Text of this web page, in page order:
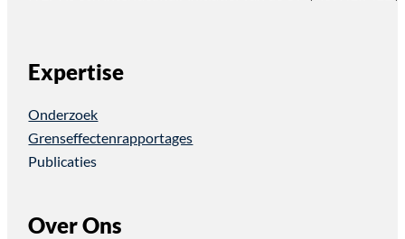
Expertise
Onderzoek
Grenseffectenrapportages
Publicaties
Over Ons